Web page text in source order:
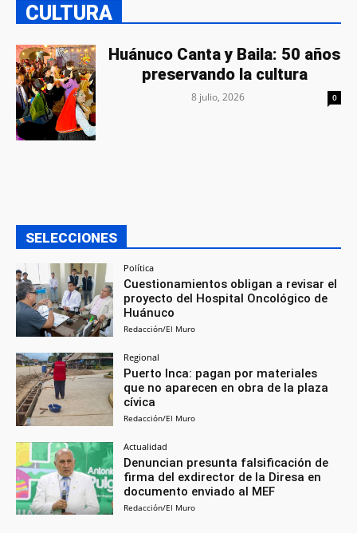
CULTURA
Huánuco Canta y Baila: 50 años
preservando la cultura
8 julio, 2026 0
SELECCIONES
Política
Cuestionamientos obligan a revisar el
proyecto del Hospital Oncológico de
Huánuco
Redacción/El Muro
Regional
Puerto Inca: pagan por materiales
que no aparecen en obra de la plaza
cívica
Redacción/El Muro
Actualidad
Denuncian presunta falsificación de
firma del exdirector de la Diresa en
documento enviado al MEF
Redacción/El Muro